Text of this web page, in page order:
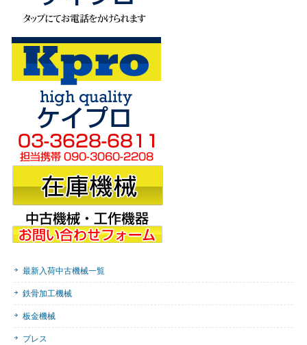
最新入荷中古機械一覧
鉄骨加工機械
板金機械
プレス